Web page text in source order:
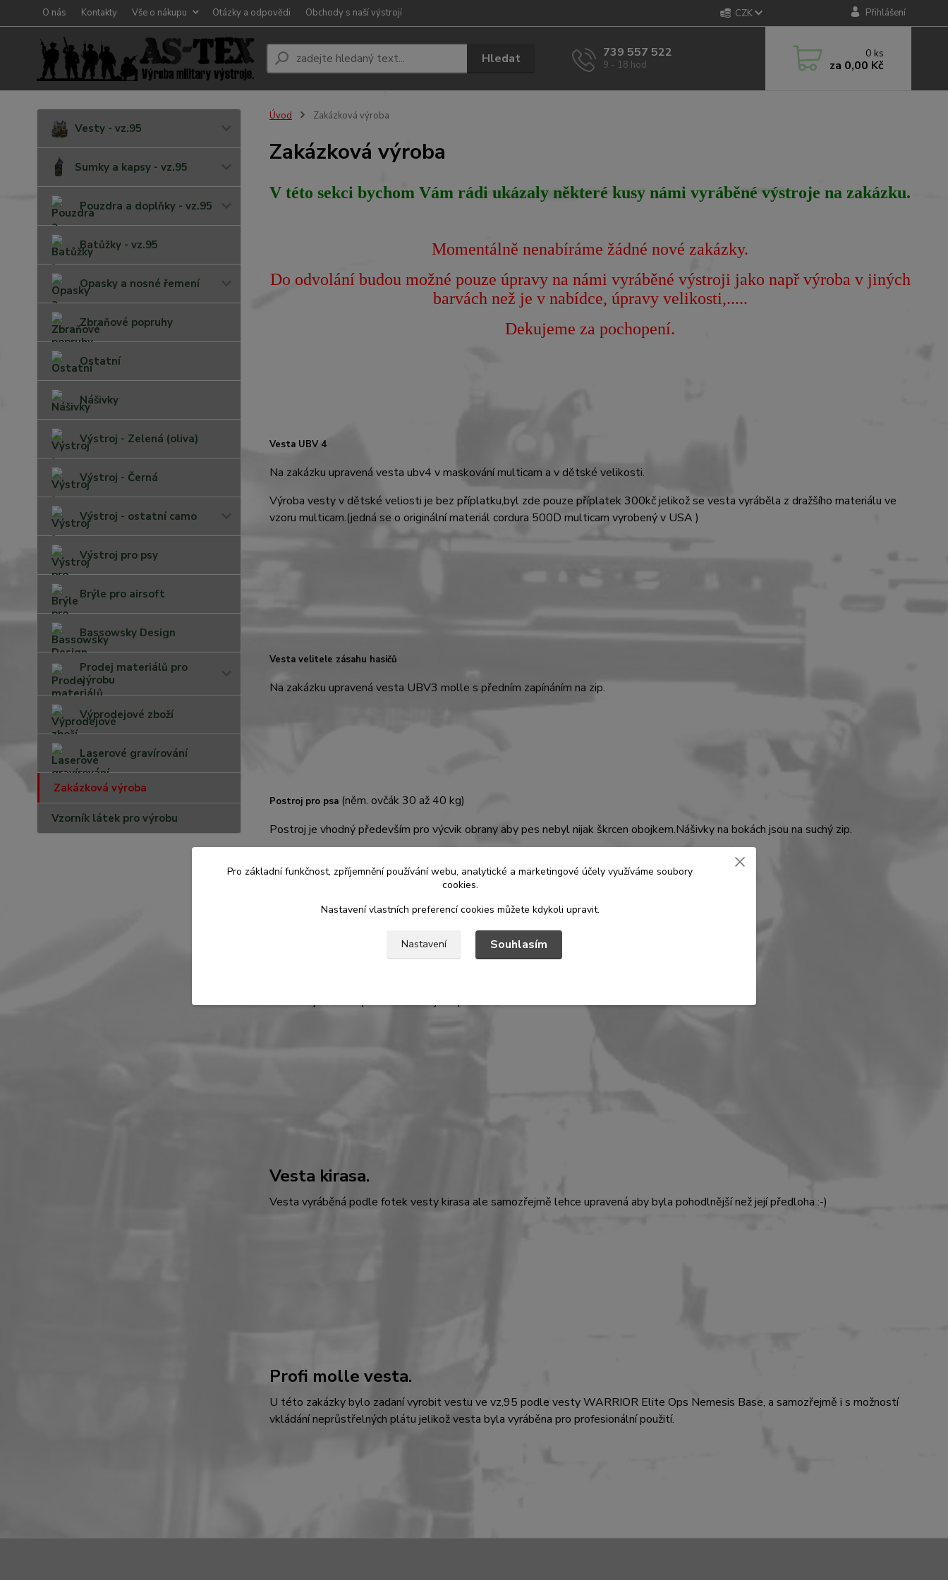
O nás Kontakty Vše o nákupu Otázky a odpovědi Obchody s naší výstrojí CZK Přihlášení
Hledat 739 557 522
9 - 18 hod
0 ks
za 0,00 Kč
Vesty - vz.95
Sumky a kapsy - vz.95
Pouzdra a doplňky - vz.95
Batůžky - vz.95
Opasky a nosné řemení
Zbraňové popruhy
Ostatní
Nášivky
Výstroj - Zelená (oliva)
Výstroj - Černá
Výstroj - ostatní camo
Výstroj pro psy
Brýle pro airsoft
Bassowsky Design
Prodej materiálů pro
výrobu
Výprodejové zboží
Laserové gravírování
Zakázková výroba
Vzorník látek pro výrobu
Úvod Zakázková výroba
Zakázková výroba
V této sekci bychom Vám rádi ukázaly některé kusy námi vyráběné výstroje na zakázku.
Momentálně nenabíráme žádné nové zakázky.
Do odvolání budou možné pouze úpravy na námi vyráběné výstroji jako např výroba v jiných
barvách než je v nabídce, úpravy velikosti,.....
Dekujeme za pochopení.
Vesta UBV 4
Na zakázku upravená vesta ubv4 v maskování multicam a v dětské velikosti.
Výroba vesty v dětské veliosti je bez příplatku,byl zde pouze příplatek 300kč jelikož se vesta vyráběla z dražšího materiálu ve
vzoru multicam.(jedná se o originální materiál cordura 500D multicam vyrobený v USA )
Vesta velitele zásahu hasičů
Na zakázku upravená vesta UBV3 molle s předním zapínáním na zip.
Postroj pro psa (něm. ovčák 30 až 40 kg)
Postroj je vhodný především pro výcvik obrany aby pes nebyl nijak škrcen obojkem.Nášivky na bokách jsou na suchý zip.
Pouzdro je dělané pro nůž uton a jeho příslušenství.
Vesta kirasa.
Vesta vyráběná podle fotek vesty kirasa ale samozřejmě lehce upravená aby byla pohodlnější než její předloha :-)
Profi molle vesta.
U této zakázky bylo zadaní vyrobit vestu ve vz,95 podle vesty WARRIOR Elite Ops Nemesis Base, a samozřejmě i s možností
vkládání neprůstřelných plátu jelikož vesta byla vyráběna pro profesionální použití.
Pro základní funkčnost, zpříjemnění používání webu, analytické a marketingové účely využíváme soubory
cookies.
Nastavení vlastních preferencí cookies můžete kdykoli upravit.
Nastavení Souhlasím